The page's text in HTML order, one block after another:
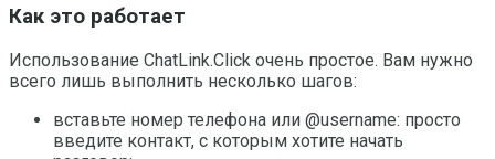
Как это работает
Использование ChatLink.Click очень простое. Вам нужно
всего лишь выполнить несколько шагов:
вставьте номер телефона или @username: просто
введите контакт, с которым хотите начать